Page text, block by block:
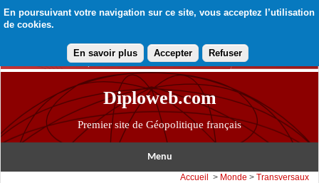
En poursuivant votre navigation sur ce site, vous acceptez l’utilisation
de cookies.
En savoir plus Accepter Refuser
Diploweb.com
Premier site de Géopolitique français
Menu
Accueil > Monde > Transversaux